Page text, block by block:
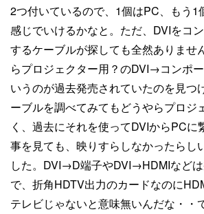
2つ付いているので、1個はPC、もう1
感じでいけるかなと。ただ、DVIをコ
するケーブルが探しても全然ありませ
らプロジェクター用？のDVI→コンポ
いうのが過去発売されていたのを見つ
ーブルを調べてみてもどうやらプロジ
く、過去にそれを使ってDVIからPCに
事を見ても、映りすらしなかったらし
した。DVI→D端子やDVI→HDMIなど
で、折角HDTV出力のカードなのに
テレビじゃないと意味無いんだな・・